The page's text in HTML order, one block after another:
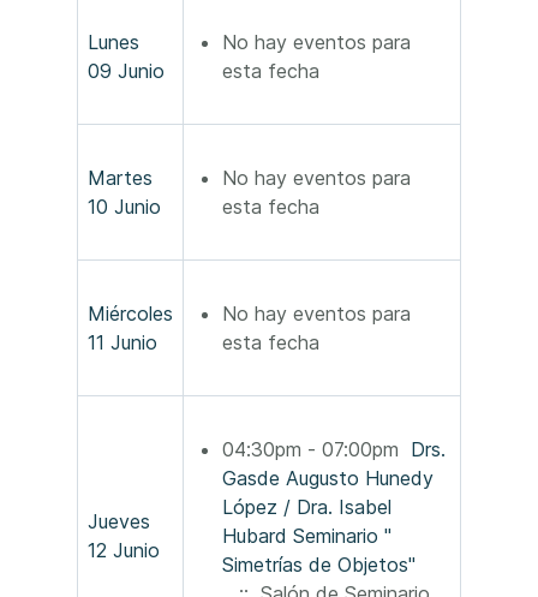
Lunes
09 Junio
No hay eventos para
esta fecha
Martes
10 Junio
No hay eventos para
esta fecha
Miércoles
11 Junio
No hay eventos para
esta fecha
Jueves
12 Junio
04:30pm - 07:00pm Drs.
Gasde Augusto Hunedy
López / Dra. Isabel
Hubard Seminario "
Simetrías de Objetos"